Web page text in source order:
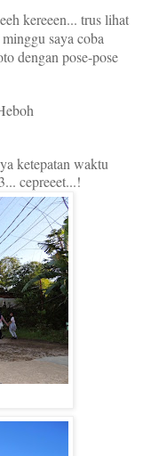
kereeen... trus lihat
saya coba
dengan pose-pose
ketepatan waktu
cepreeet...!